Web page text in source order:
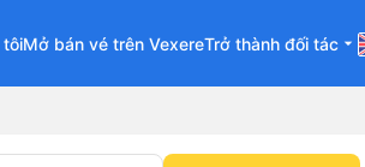
tôiMở bán vé trên VexereTrở thành đối tác arrow_drop_down